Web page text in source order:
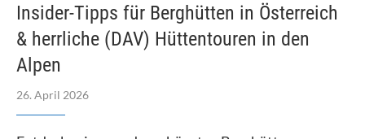
Insider-Tipps für Berghütten in Österreich
& herrliche (DAV) Hüttentouren in den
Alpen
26. April 2026